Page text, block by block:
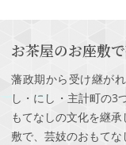
お茶屋のお座敷
藩政期から受け継が
し・にし・主計町の3
もてなしの文化を継
敷で、芸妓のおもてな